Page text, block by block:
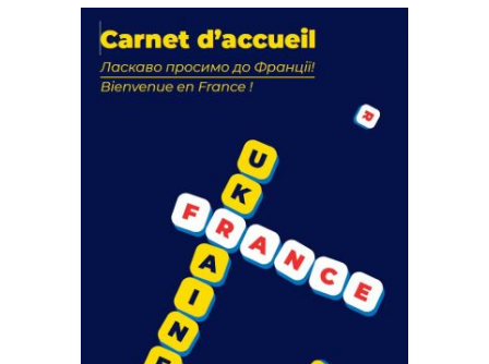
actions
18 septembre 2023
FEUILLETER